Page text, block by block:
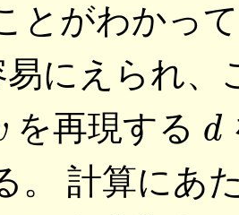
とがわかっ
易にえられ、
を再現する d
。 計算にあ